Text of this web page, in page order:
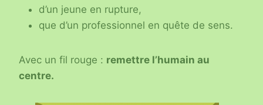
d’un jeune en rupture,
que d’un professionnel en quête de sens.
Avec un fil rouge : remettre l’humain au
centre.